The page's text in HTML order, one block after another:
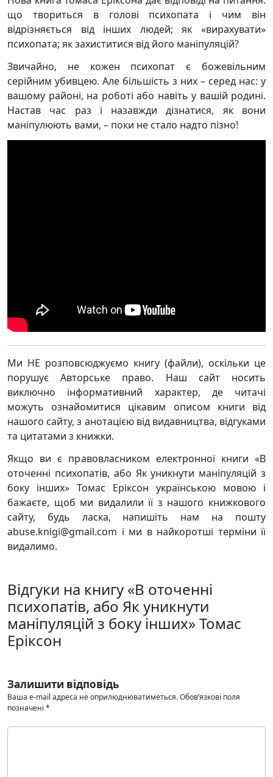
що твориться в голові психопата і чим він
відрізняється від інших людей; як «вирахувати»
психопата; як захиститися від його маніпуляцій?
Звичайно, не кожен психопат є божевільним
серійним убивцею. Але більшість з них – серед нас: у
вашому районі, на роботі або навіть у вашій родині.
Настав час раз і назавжди дізнатися, як вони
маніпулюють вами, – поки не стало надто пізно!
Ми НЕ розповсюджуємо книгу (файли), оскільки це
порушує Авторське право. Наш сайт носить
виключно інформативний характер, де читачі
можуть ознайомитися цікавим описом книги від
нашого сайту, з анотацією від видавництва, відгуками
та цитатами з книжки.
Якщо ви є правовласником електронної книги «В
оточенні психопатів, або Як уникнути маніпуляцій з
боку інших» Томас Еріксон українською мовою і
бажаєте, щоб ми видалили її з нашого книжкового
сайту, будь ласка, напишіть нам на пошту
abuse.knigi@gmail.com і ми в найкоротші терміни її
видалимо.
Відгуки на книгу «В оточенні
психопатів, або Як уникнути
маніпуляцій з боку інших» Томас
Еріксон
Залишити відповідь
Ваша e-mail адреса не оприлюднюватиметься.Обов’язкові поля
позначені *